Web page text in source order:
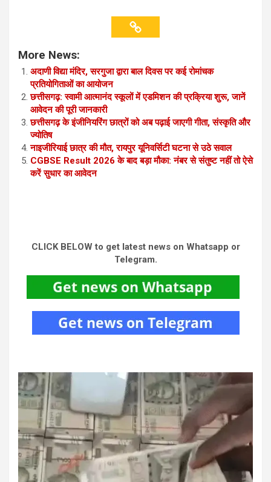
More News:
अदाणी विद्या मंदिर, सरगुजा द्वारा बाल दिवस पर कई रोमांचक
प्रतियोगिताओं का आयोजन
छत्तीसगढ़: स्वामी आत्मानंद स्कूलों में एडमिशन की प्रक्रिया शुरू, जानें
आवेदन की पूरी जानकारी
छत्तीसगढ़ के इंजीनियरिंग छात्रों को अब पढ़ाई जाएगी गीता, संस्कृति और
ज्योतिष
नाइजीरियाई छात्र की मौत, रायपुर यूनिवर्सिटी घटना से उठे सवाल
CGBSE Result 2026 के बाद बड़ा मौका: नंबर से संतुष्ट नहीं तो ऐसे
करें सुधार का आवेदन
CLICK BELOW to get latest news on Whatsapp or
Telegram.